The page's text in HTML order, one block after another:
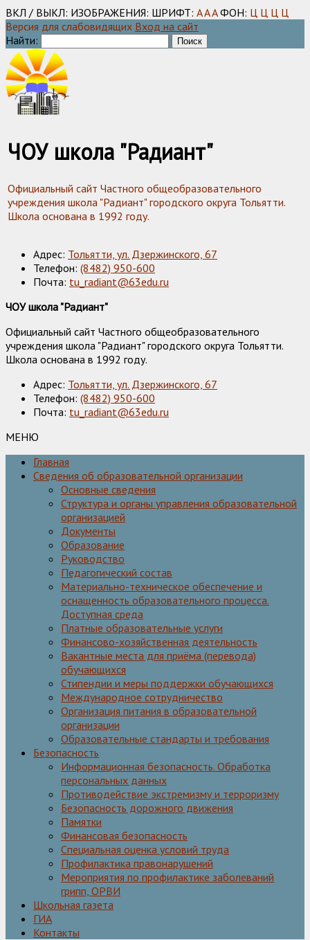
ВКЛ / ВЫКЛ: ИЗОБРАЖЕНИЯ: ШРИФТ: AAA ФОН: Ц Ц Ц Ц
Версия для слабовидящих Вход на сайт
Найти:
ЧОУ школа "Радиант"
Официальный сайт Частного общеобразовательного
учреждения школа "Радиант" городского округа Тольятти.
Школа основана в 1992 году.
Адрес: Тольятти, ул. Дзержинского, 67
Телефон: (8482) 950-600
Почта: tu_radiant@63edu.ru
ЧОУ школа "Радиант"
Официальный сайт Частного общеобразовательного
учреждения школа "Радиант" городского округа Тольятти.
Школа основана в 1992 году.
Адрес: Тольятти, ул. Дзержинского, 67
Телефон: (8482) 950-600
Почта: tu_radiant@63edu.ru
МЕНЮ
Главная
Сведения об образовательной организации
Основные сведения
Структура и органы управления образовательной
организацией
Документы
Образование
Руководство
Педагогический состав
Материально-техническое обеспечение и
оснащенность образовательного процесса.
Доступная среда
Платные образовательные услуги
Финансово-хозяйственная деятельность
Вакантные места для приёма (перевода)
обучающихся
Стипендии и меры поддержки обучающихся
Международное сотрудничество
Организация питания в образовательной
организации
Образовательные стандарты и требования
Безопасность
Информационная безопасность. Обработка
персональных данных
Противодействие экстремизму и терроризму
Безопасность дорожного движения
Памятки
Финансовая безопасность
Специальная оценка условий труда
Профилактика правонарушений
Мероприятия по профилактике заболеваний
грипп, ОРВИ
Школьная газета
ГИА
Контакты